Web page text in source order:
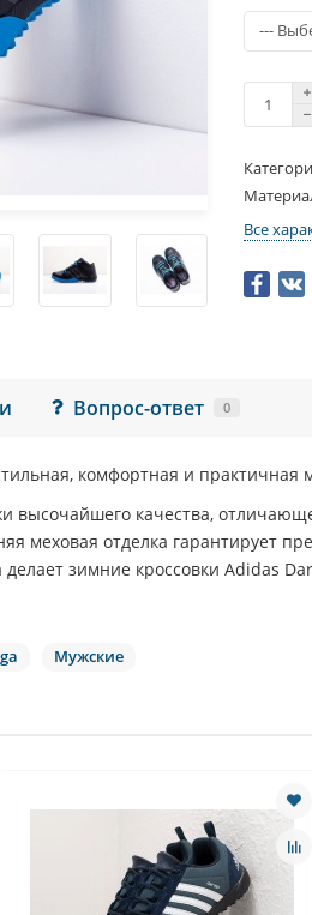
Все
Вопрос-ответ 0
комфортная и практичная
высочайшего качества,
меховая отделка гарантирует
зимние кроссовки Adidas
Мужские